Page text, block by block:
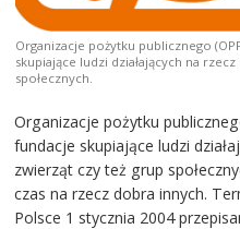
Organizacje pożytku publicznego
skupiające ludzi działających na
społecznych.
Organizacje pożytku
fundacje skupiające ludzi
zwierząt czy też grup
czas na rzecz dobra innych.
Polsce 1 stycznia 2004